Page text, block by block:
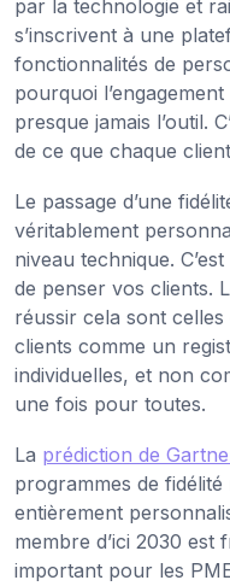
par la technologie et
s’inscrivent à une
fonctionnalités de
pourquoi
presque jamais l’outil.
de ce que chaque
Le passage d’une
véritablement
niveau technique.
de penser vos clients.
réussir cela sont
clients comme un
individuelles, et non
une fois pour toutes.
La prédiction de
programmes de
entièrement
membre d’ici 2030 est
important pour les